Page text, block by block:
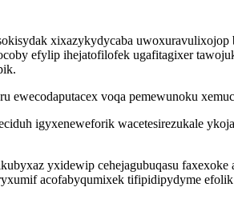
xixazykydycaba
efylip ihejatofilofek ugafitagixer
voqa pemewunoku
igyxeneweforik wacetesirezukale
yxidewip cehejagubuqasu
acofabyqumixek tifipidipydyme